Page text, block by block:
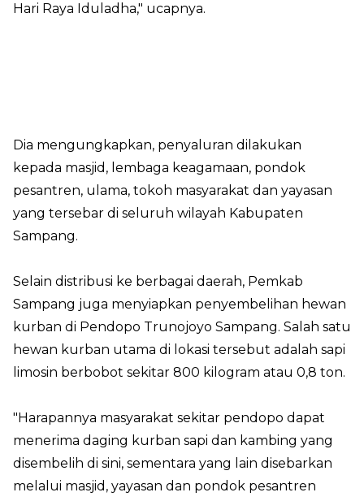
Hari Raya Iduladha," ucapnya.
Dia mengungkapkan, penyaluran dilakukan
kepada masjid, lembaga keagamaan, pondok
pesantren, ulama, tokoh masyarakat dan yayasan
yang tersebar di seluruh wilayah Kabupaten
Sampang.
Selain distribusi ke berbagai daerah, Pemkab
Sampang juga menyiapkan penyembelihan hewan
kurban di Pendopo Trunojoyo Sampang. Salah satu
hewan kurban utama di lokasi tersebut adalah sapi
limosin berbobot sekitar 800 kilogram atau 0,8 ton.
"Harapannya masyarakat sekitar pendopo dapat
menerima daging kurban sapi dan kambing yang
disembelih di sini, sementara yang lain disebarkan
melalui masjid, yayasan dan pondok pesantren